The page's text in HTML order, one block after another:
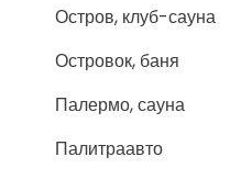
Остров, клуб-сауна
Островок, баня
Палермо, сауна
Палитраавто